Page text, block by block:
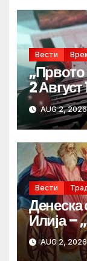
Вести
2 Август
AUG 2,
Вести
Денеска
Илија –
AUG 2,